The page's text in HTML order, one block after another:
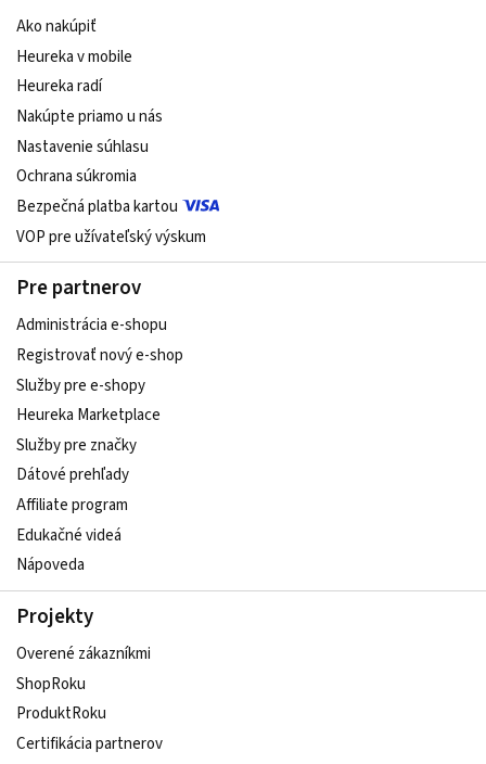
Ako nakúpiť
Heureka v mobile
Heureka radí
Nakúpte priamo u nás
Nastavenie súhlasu
Ochrana súkromia
Bezpečná platba kartou
VOP pre užívateľský výskum
Pre partnerov
Administrácia e-shopu
Registrovať nový e-shop
Služby pre e‑shopy
Heureka Marketplace
Služby pre značky
Dátové prehľady
Affiliate program
Edukačné videá
Nápoveda
Projekty
Overené zákazníkmi
ShopRoku
ProduktRoku
Certifikácia partnerov